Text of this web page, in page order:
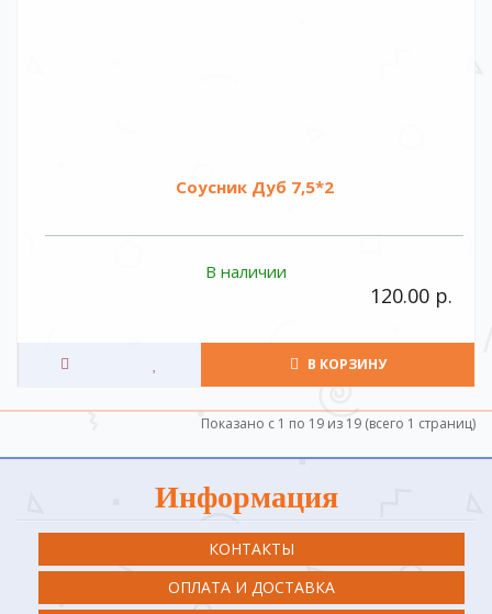
Соусник Дуб 7,5*2
В наличии
120.00 р.
В КОРЗИНУ
Показано с 1 по 19 из 19 (всего 1 страниц)
Информация
КОНТАКТЫ
ОПЛАТА И ДОСТАВКА